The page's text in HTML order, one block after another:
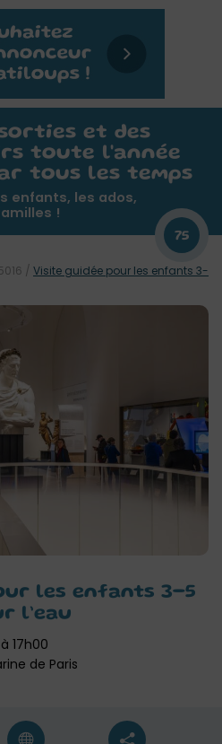
et des
toute l'année
tous les temps
enfants, les ados,
!
75
les enfants 3-5
l’eau
17h00
de Paris
/ Visite guidée pour les enfants 3-